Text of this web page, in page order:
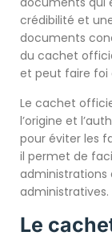
crédibilité et
documents
du cachet
et peut faire foi
Le cachet
l’origine et
pour éviter les
il permet de
administrations
administratives.
Le